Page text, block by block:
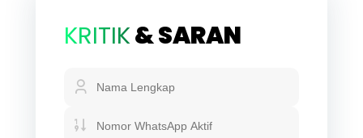
KRITIK& SARAN